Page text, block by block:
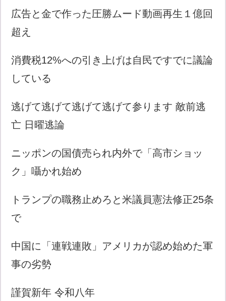
広告と金で作った圧勝ムード動画再生１億回
超え
消費税12%への引き上げは自民ですでに議論
している
逃げて逃げて逃げて逃げて参ります 敵前逃
亡 日曜逃論
ニッポンの国債売られ内外で「高市ショッ
ク」囁かれ始め
トランプの職務止めろと米議員憲法修正25条
で
中国に「連戦連敗」アメリカが認め始めた軍
事の劣勢
謹賀新年 令和八年